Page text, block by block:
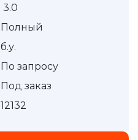
3.0
Полный
б.у.
По запросу
Под заказ
12132